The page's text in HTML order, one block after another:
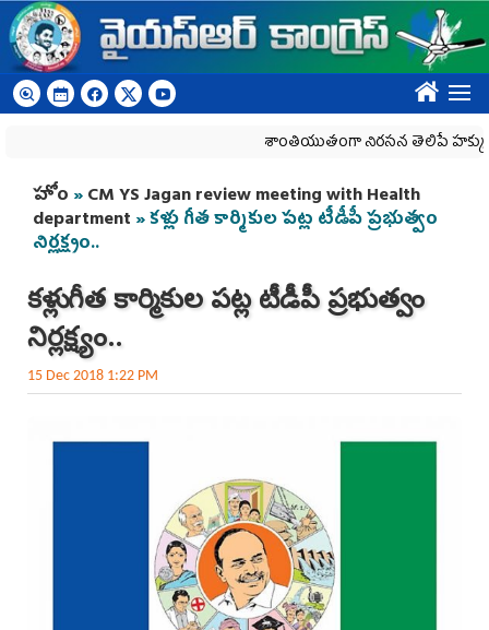
Skip to main content
????
శాంతియుతంగా నిరసన తెలిపే హక్కును
You are here
హోం »CM YS Jagan review meeting with Health
department » కళ్లు గీత కార్మికుల పట్ల టీడీపీ ప్రభుత్వం
నిర్లక్ష్యం..
కళ్లు గీత కార్మికుల పట్ల టీడీపీ ప్రభుత్వం
నిర్లక్ష్యం..
15 Dec 2018 1:22 PM